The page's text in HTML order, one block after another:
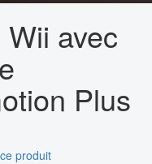
avec
Plus
produit